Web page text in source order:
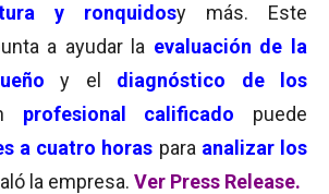
y ronquidosy más. Este
a ayudar la evaluación de la
y el diagnóstico de los
profesional calificado puede
a cuatro horas para analizar los
la empresa. Ver Press Release.